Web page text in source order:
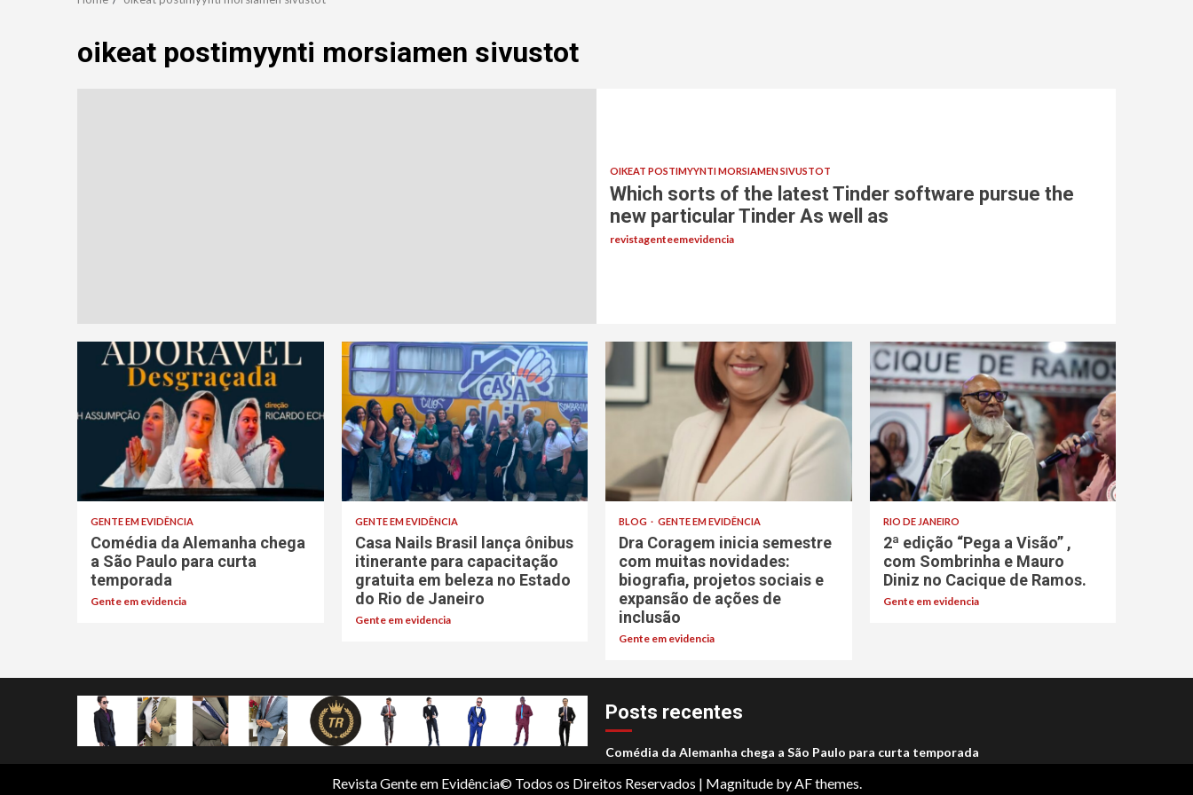
oikeat postimyynti morsiamen sivustot
OIKEAT POSTIMYYNTI MORSIAMEN SIVUSTOT
Which sorts of the latest Tinder software pursue the
new particular Tinder As well as
revistagenteemevidencia
GENTE EM EVIDÊNCIA
Comédia da Alemanha chega
a São Paulo para curta
temporada
Gente em evidencia
GENTE EM EVIDÊNCIA
Casa Nails Brasil lança ônibus
itinerante para capacitação
gratuita em beleza no Estado
do Rio de Janeiro
Gente em evidencia
BLOG GENTE EM EVIDÊNCIA
Dra Coragem inicia semestre
com muitas novidades:
biografia, projetos sociais e
expansão de ações de
inclusão
Gente em evidencia
RIO DE JANEIRO
2ª edição “Pega a Visão” ,
com Sombrinha e Mauro
Diniz no Cacique de Ramos.
Gente em evidencia
Posts recentes
Comédia da Alemanha chega a São Paulo para curta temporada
Revista Gente em Evidência© Todos os Direitos Reservados | Magnitudeby AF themes.